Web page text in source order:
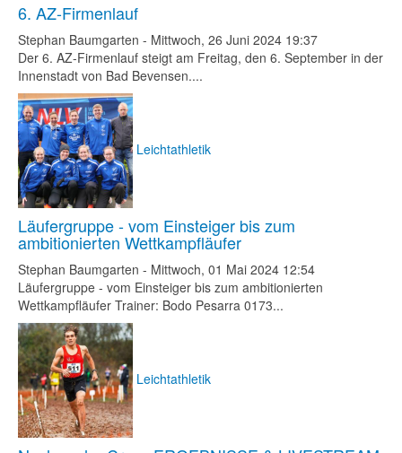
6. AZ-Firmenlauf
Stephan Baumgarten - Mittwoch, 26 Juni 2024 19:37
Der 6. AZ-Firmenlauf steigt am Freitag, den 6. September in der
Innenstadt von Bad Bevensen....
Leichtathletik
Läufergruppe - vom Einsteiger bis zum
ambitionierten Wettkampfläufer
Stephan Baumgarten - Mittwoch, 01 Mai 2024 12:54
Läufergruppe - vom Einsteiger bis zum ambitionierten
Wettkampfläufer Trainer: Bodo Pesarra 0173...
Leichtathletik